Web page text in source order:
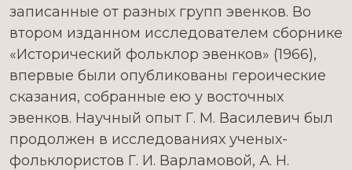
записанные от разных групп эвенков. Во
втором изданном исследователем сборнике
«Исторический фольклор эвенков» (1966),
впервые были опубликованы героические
сказания, собранные ею у восточных
эвенков. Научный опыт Г. М. Василевич был
продолжен в исследованиях ученых-
фольклористов Г. И. Варламовой, А. Н.